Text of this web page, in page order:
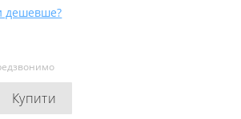
дешевше?
Купити